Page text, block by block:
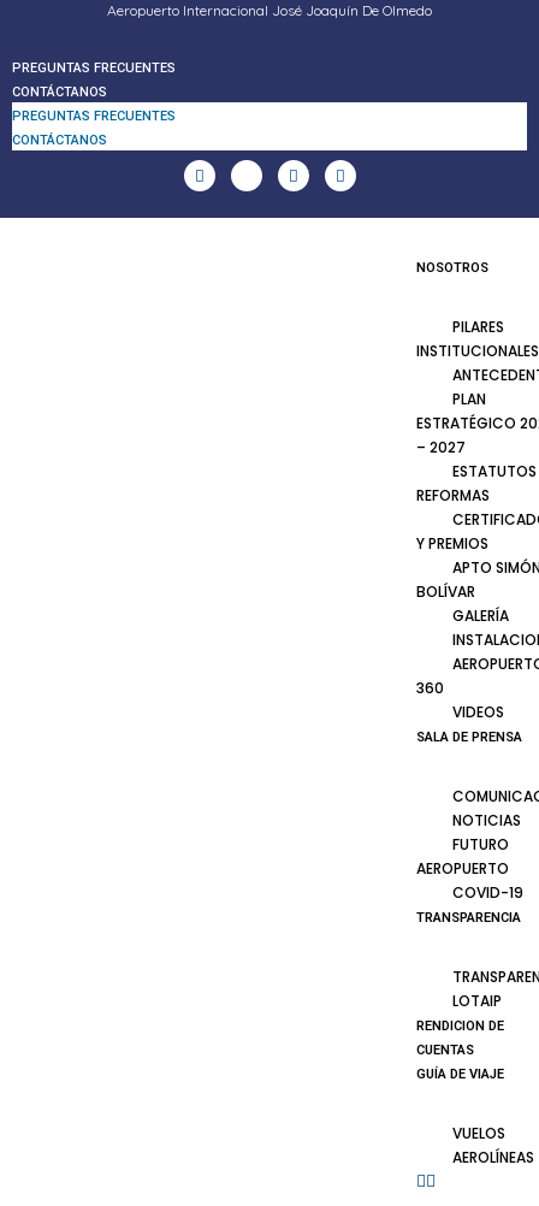
Aeropuerto Internacional José Joaquín De Olmedo
PREGUNTAS FRECUENTES
CONTÁCTANOS
PREGUNTAS FRECUENTES
CONTÁCTANOS
NOSOTROS
PILARES
INSTITUCIONALES
PLAN
ESTRATÉGICO
– 2027
ESTATUTOS
REFORMAS
Y PREMIOS
APTO
BOLÍVAR
GALERÍA
360
VIDEOS
SALA DE PRENSA
NOTICIAS
FUTURO
AEROPUERTO
COVID-19
TRANSPARENCIA
LOTAIP
RENDICION DE
CUENTAS
GUÍA DE VIAJE
VUELOS
AEROLÍNEAS